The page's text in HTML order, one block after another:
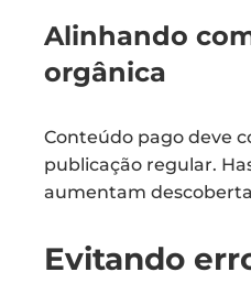
Alinhando
orgânica
Conteúdo pago deve
publicação regular.
aumentam
Evitando